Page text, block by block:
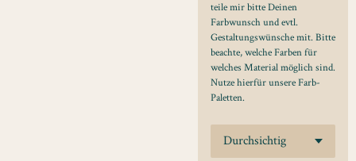
teile mir bitte Deinen
Farbwunsch und evtl.
Gestaltungswünsche mit. Bitte
beachte, welche Farben für
welches Material möglich sind.
Nutze hierfür unsere Farb-
Paletten.